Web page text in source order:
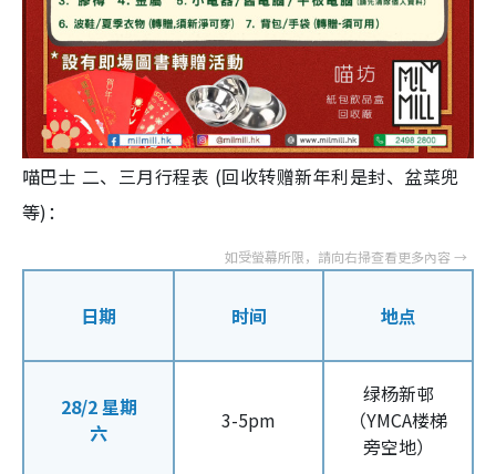
喵巴士 二、三月行程表 (回收转赠新年利是封、盆菜兜
等)：
日期 时间 地点
28/2 星期
六
3-5pm
绿杨新邨
（YMCA楼梯
旁空地）